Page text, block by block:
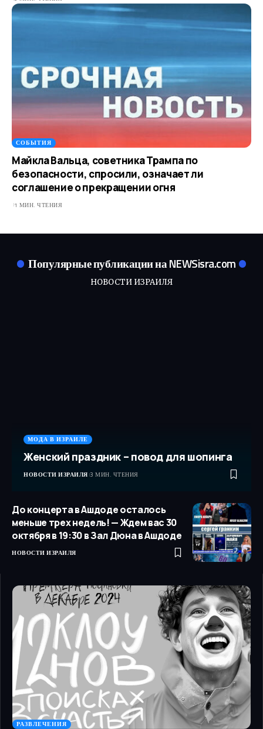
СОБЫТИЯ
Майкла Вальца, советника Трампа по
безопасности, спросили, означает ли
соглашение о прекращении огня
1 МИН. ЧТЕНИЯ
Популярные публикации на NEWSisra.com
НОВОСТИ ИЗРАИЛЯ
МОДА В ИЗРАИЛЕ
Женский праздник – повод для шопинга
НОВОСТИ ИЗРАИЛЯ 3 МИН. ЧТЕНИЯ
До концерта в Ашдоде осталось
меньше трех недель! — Ждем вас 30
октября в 19:30 в Зал Дюна в Ашдоде
НОВОСТИ ИЗРАИЛЯ
РАЗВЛЕЧЕНИЯ